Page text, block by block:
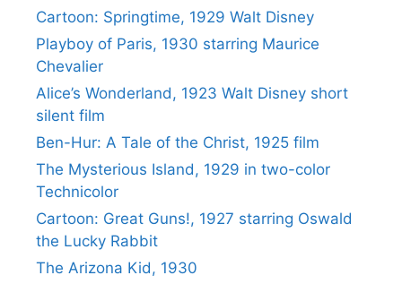
Cartoon: Springtime, 1929 Walt Disney
Playboy of Paris, 1930 starring Maurice
Chevalier
Alice’s Wonderland, 1923 Walt Disney short
silent film
Ben-Hur: A Tale of the Christ, 1925 film
The Mysterious Island, 1929 in two-color
Technicolor
Cartoon: Great Guns!, 1927 starring Oswald
the Lucky Rabbit
The Arizona Kid, 1930